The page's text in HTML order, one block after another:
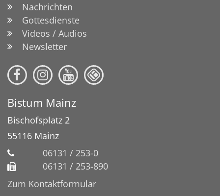
Nachrichten
Gottesdienste
Videos / Audios
Newsletter
Bistum Mainz
Bischofsplatz 2
55116 Mainz
06131 / 253-0
06131 / 253-890
Zum Kontaktformular